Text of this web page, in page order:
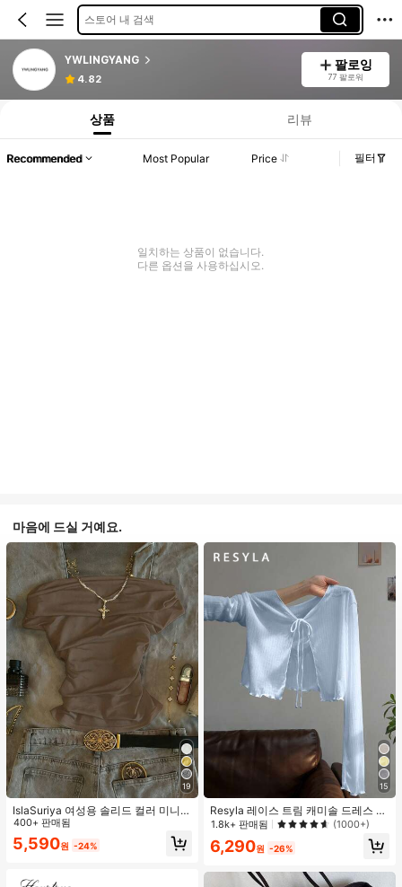
스토어 내 검색
YWLINGYANG
4.82
팔로잉
77 팔로워
상품 리뷰
Recommended Most Popular Price 필터
일치하는 상품이 없습니다.
다른 옵션을 사용하십시오.
마음에 드실 거예요.
19
IslaSuriya 여성용 솔리드 컬러 미니멀
리스트 오프숄더 티셔츠, 캐주얼 일상
복
400+ 판매됨
5,590원 -24%
15
Resyla 레이스 트림 캐미솔 드레스 커
버업, 긴팔 니트 숄 경량 여름 자외선
1.8k+ 판매됨 (1000+)
6,290원 -26%